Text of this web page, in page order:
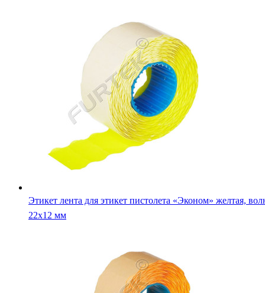
Этикет лента для этикет пистолета «Эконом» желтая,
22х12 мм